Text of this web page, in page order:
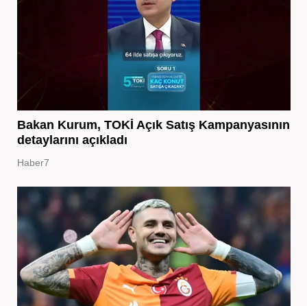
Bakan Kurum, TOKİ Açık Satış Kampanyasının
detaylarını açıkladı
Haber7